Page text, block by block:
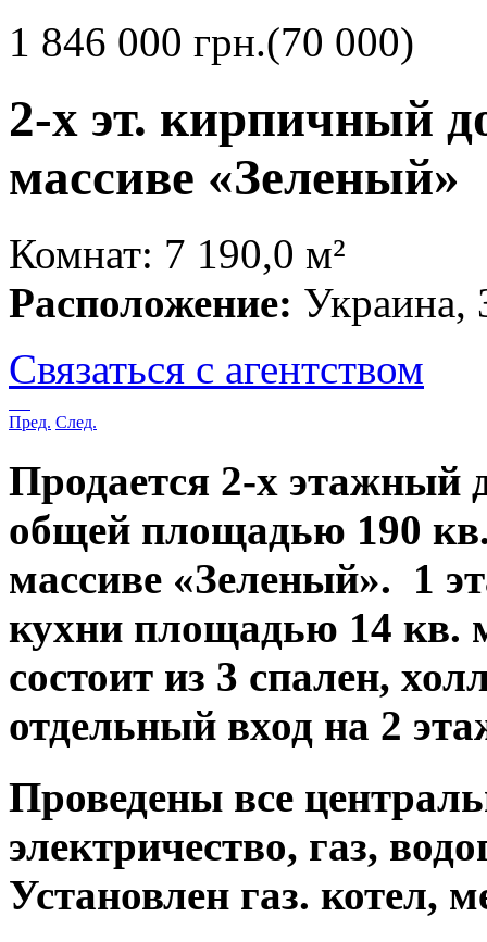
1 846 000 грн.(70 000)
2-х эт. кирпичный
массиве «Зеленый»
Комнат: 7 190,0 м²
Расположение: Украина,
Связаться с агентством
Пред. След.
Продается 2-х этажный
общей площадью 190
массиве «Зеленый». 1
кухни площадью 14 кв.
состоит из 3 спален,
отдельный вход на 2
Проведены все
электричество, газ,
Установлен газ. котел,